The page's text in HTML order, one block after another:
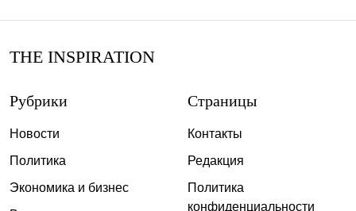
THE INSPIRATION
Рубрики
Новости
Политика
Экономика и бизнес
Страницы
Контакты
Редакция
Политика
конфиденциальности